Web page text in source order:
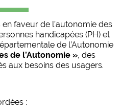
faveur de l’autonomie des
handicapées (PH) et
de l’Autonomie
de l’Autonomie », des
aux besoins des usagers.
: